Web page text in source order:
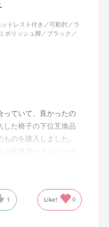
。
チェア。背面とヘッド
まりしていないが、
ドレスト付き／可動肘／ラ
ポリッシュ脚／ブラック／
っていて、良かったの
した椅子の下位互換品
のを購入しました。
反発力やランバーサ
に向かわす方にも力
でした。
1 Like! 0